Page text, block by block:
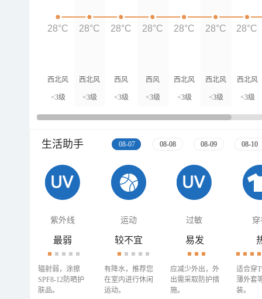
西北风
<3级
西北风
<3级
西风
<3级
西风
<3级
西北风
<3级
西北风
<3级
西北风
<3级
28°C 28°C 28°C 28°C 28°C 28°C 28°C
生活助手 08-07 08-08 08-09 08-10
紫外线 运动 过敏 穿
最弱
辐射弱，涂擦
SPF8-12防晒护
肤品。
较不宜
有降水，推荐您
在室内进行休闲
运动。
易发
应减少外出，外
出需采取防护措
施。
适合穿
薄外套
装。